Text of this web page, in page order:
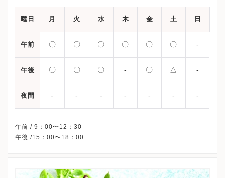
曜日 月 火 水 木 金 土 日
午前 〇 〇 〇 〇 〇 〇 -
午後 〇 〇 〇 - 〇 △ -
夜間 - - - - - - -
午前 / 9：00〜12：30
午後 /15：00〜18：00
※受診前には必ずクリニックHPを確認、または直接お問い合わせ